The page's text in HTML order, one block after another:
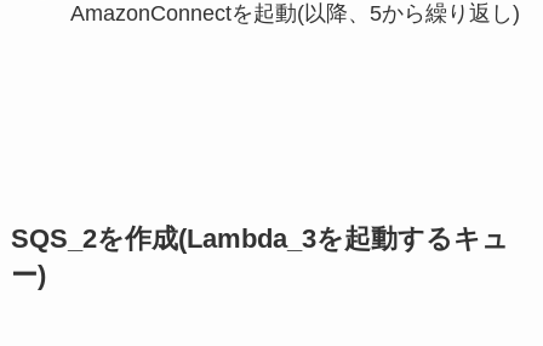
AmazonConnectを起動(以降、5から繰り返し)
SQS_2を作成(Lambda_3を起動するキュ
ー)